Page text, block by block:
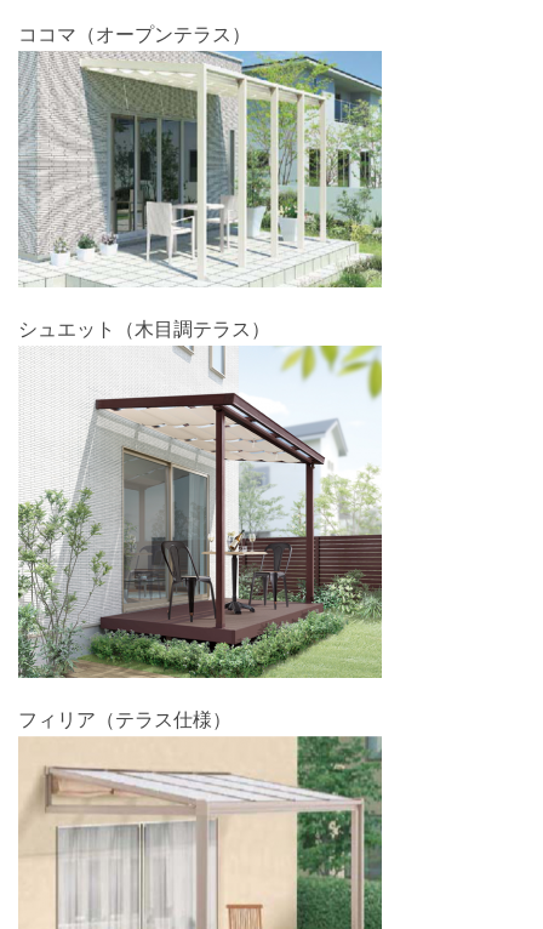
ココマ（オープンテラス）
シュエット（木目調テラス）
フィリア（テラス仕様）